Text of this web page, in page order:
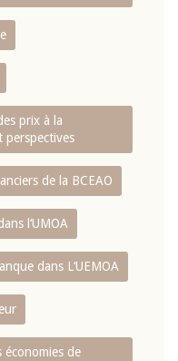
prix à la
perspectives
de la BCEAO
l‘UMOA
dans L‘UEMOA
de